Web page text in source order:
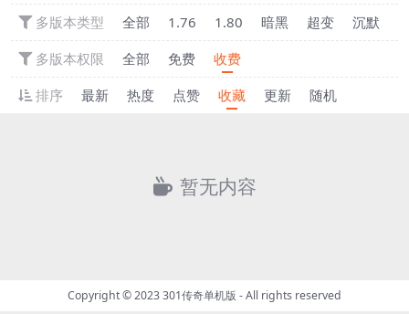
多版本类型
全部 1.76 1.80 暗黑 超变 沉默
多版本权限
全部 免费
收费
排序
最新 热度 点赞 收藏 更新 随机
暂无内容
Copyright © 2023301传奇单机版 - All rights reserved